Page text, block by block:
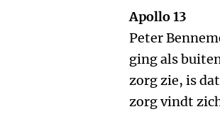
Apollo 13
Peter
ging als
zorg zie, is
zorg vindt